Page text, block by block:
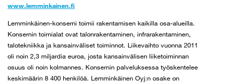
www.lemminkainen.fi
Lemminkäinen-konserni toimii rakentamisen kaikilla osa-alueilla.
Konsernin toimialat ovat talonrakentaminen, infrarakentaminen,
talotekniikka ja kansainväliset toiminnot. Liikevaihto vuonna 2011
oli noin 2,3 miljardia euroa, josta kansainvälisen liiketoiminnan
osuus oli noin kolmannes. Konsernin palveluksessa työskentelee
keskimäärin 8 400 henkilöä. Lemminkäinen Oyj:n osake on